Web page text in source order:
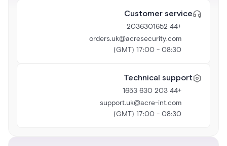
Customer service
+44 2036301652
orders.uk@acresecurity.com
08:30 - 17:00 (GMT)
Technical support
+44 203 630 1653
support.uk@acre-int.com
08:30 - 17:00 (GMT)